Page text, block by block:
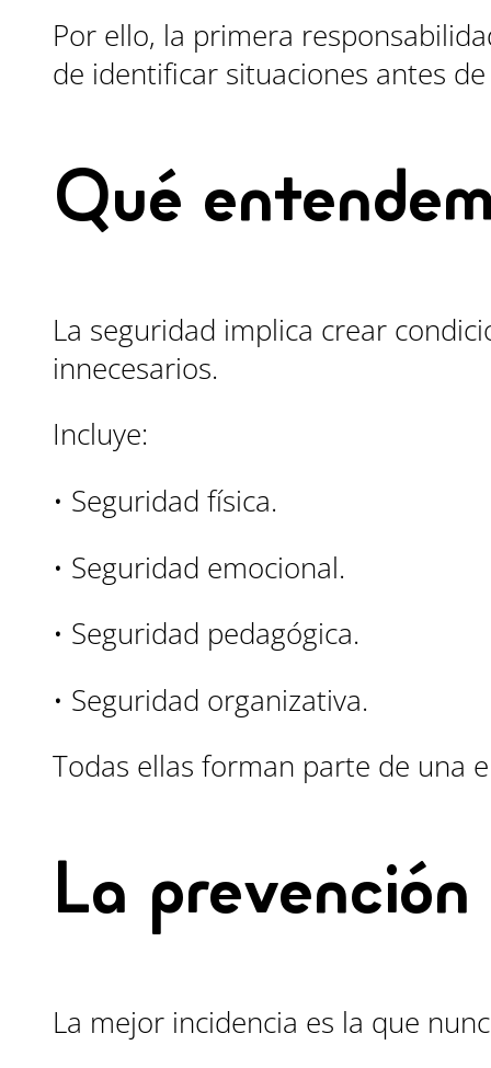
Por ello, la primera
de identificar situaciones antes
Qué
La seguridad implica crear
innecesarios.
Incluye:
• Seguridad física.
• Seguridad emocional.
• Seguridad pedagógica.
• Seguridad organizativa.
Todas ellas forman parte de una
La
La mejor incidencia es la que